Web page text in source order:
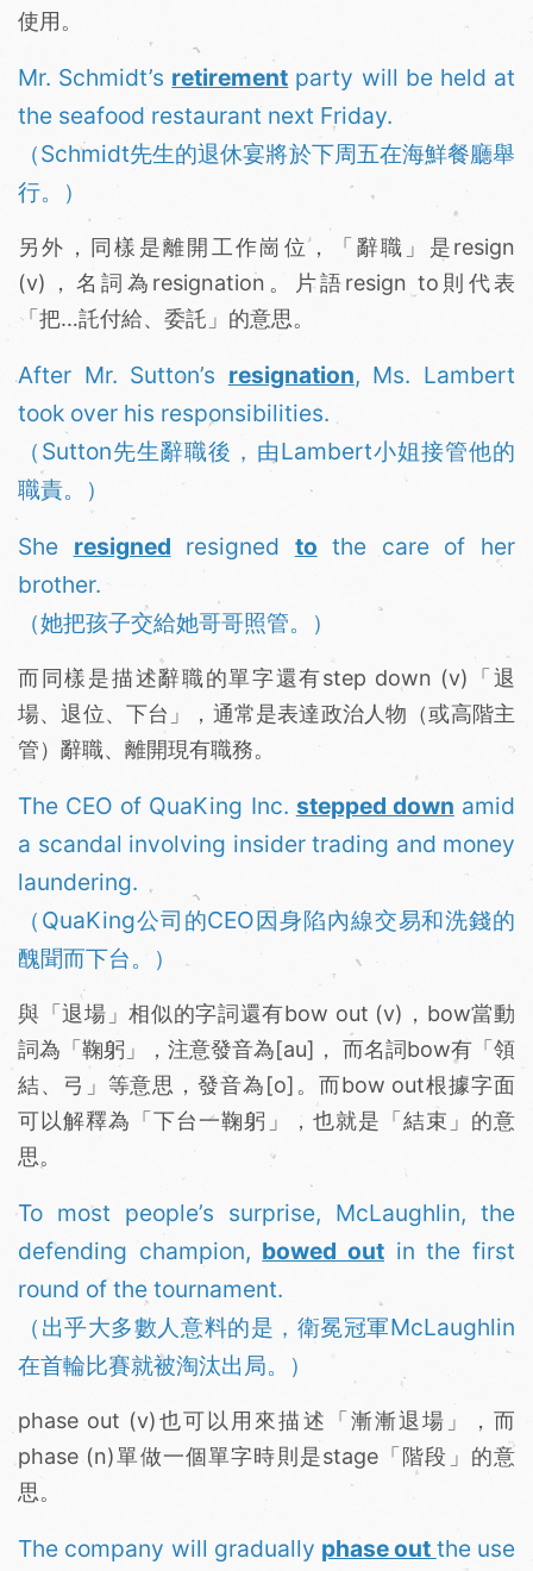
使用。
Mr. Schmidt’s retirement party will be held at
the seafood restaurant next Friday.
（Schmidt先生的退休宴將於下周五在海鮮餐廳舉
行。）
另外，同樣是離開工作崗位，「辭職」是resign
(v)，名詞為resignation。片語resign to則代表
「把…託付給、委託」的意思。
After Mr. Sutton’s resignation, Ms. Lambert
took over his responsibilities.
（Sutton先生辭職後，由Lambert小姐接管他的
職責。）
She resigned resigned to the care of her
brother.
（她把孩子交給她哥哥照管。）
而同樣是描述辭職的單字還有step down (v)「退
場、退位、下台」，通常是表達政治人物（或高階主
管）辭職、離開現有職務。
The CEO of QuaKing Inc. stepped down amid
a scandal involving insider trading and money
laundering.
（QuaKing公司的CEO因身陷內線交易和洗錢的
醜聞而下台。）
與「退場」相似的字詞還有bow out (v)，bow當動
詞為「鞠躬」，注意發音為[au]， 而名詞bow有「領
結、弓」等意思，發音為[o]。而bow out根據字面
可以解釋為「下台一鞠躬」，也就是「結束」的意
思。
To most people’s surprise, McLaughlin, the
defending champion, bowed out in the first
round of the tournament.
（出乎大多數人意料的是，衛冕冠軍McLaughlin
在首輪比賽就被淘汰出局。）
phase out (v)也可以用來描述「漸漸退場」，而
phase (n)單做一個單字時則是stage「階段」的意
思。
The company will gradually phase out the use